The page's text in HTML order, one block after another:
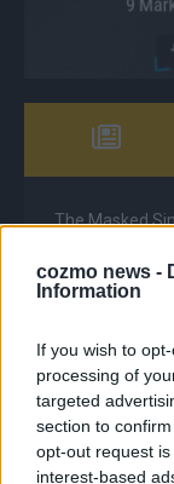
cozmo news -
Information
If you wish to
processing of
targeted
section to
opt-out request
interest-based
The Masked
The Masked
The Masked
Lady Gagas
The Masked
erneut mit